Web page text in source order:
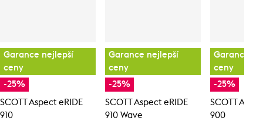
Garance nejlepší
ceny
-25%
SCOTT Aspect eRIDE
910
Garance nejlepší
ceny
-25%
SCOTT Aspect eRIDE
910 Wave
Garance
ceny
-25%
SCOTT
900